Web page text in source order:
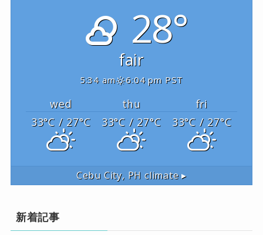
28°
fair
5:34 am 6:04 pm PST
wed thu
fri
33°C / 27°C 33°C / 27°C 33°C / 27°C
Cebu City, PH climate ▸
新着記事